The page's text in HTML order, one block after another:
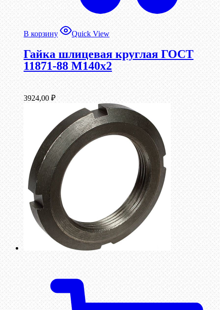
В корзину Quick View
Гайка шлицевая круглая ГОСТ
11871-88 М140х2
3924,00 ₽